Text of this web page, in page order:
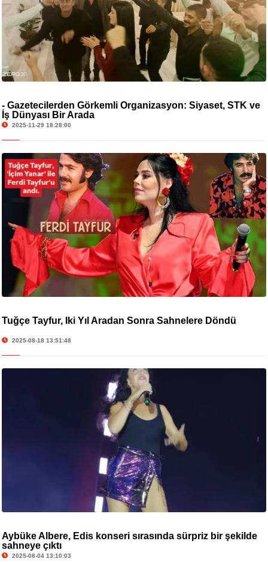
- Gazetecilerden Görkemli Organizasyon: Siyaset, STK ve
İş Dünyası Bir Arada
2025-11-29 18:28:00
Tuğçe Tayfur, İki Yıl Aradan Sonra Sahnelere Döndü
2025-08-18 13:51:48
Aybüke Albere, Edis konseri sırasında sürpriz bir şekilde
sahneye çıktı
2025-08-04 13:10:03